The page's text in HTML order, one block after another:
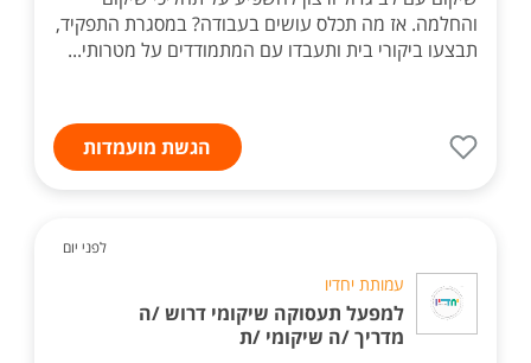
והחלמה. אז מה תכלס עושים בעבודה? במסגרת התפקיד,
תבצעו ביקורי בית ותעבדו עם המתמודדים על מטרותי...
הגשת מועמדות
לפני יום
עמותת יחדיו
למפעל תעסוקה שיקומי דרוש /ה
מדריך /ה שיקומי /ת